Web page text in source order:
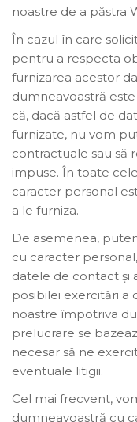
noastre de a păstra
În cazul în care
pentru a respecta
furnizarea acestor
dumneavoastră
că, dacă astfel de
furnizate, nu vom
contractuale sau să
impuse. În toate
caracter personal
a le furniza.
De asemenea,
cu caracter
datele de contact și
posibilei exercitări a
noastre împotriva
prelucrare se
necesar să ne
eventuale litigii.
Cel mai frecvent,
dumneavoastră cu